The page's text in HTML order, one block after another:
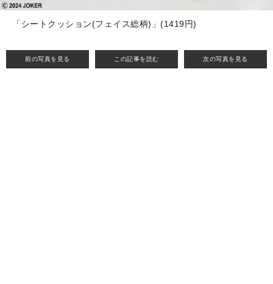
前の写真を見る この記事を読む 次の写真を見る
「シートクッション(フェイス総柄)」(1419円)